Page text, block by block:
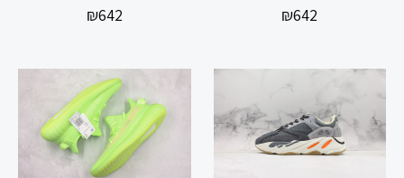
₪642
₪642